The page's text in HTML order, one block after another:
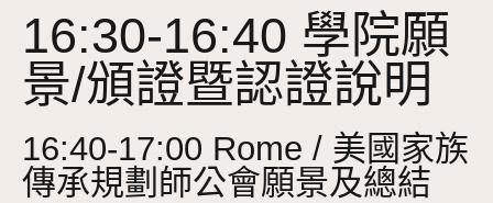
16:30-16:40 學院願
景/頒證暨認證說明
16:40-17:00 Rome / 美國家族
傳承規劃師公會願景及總結